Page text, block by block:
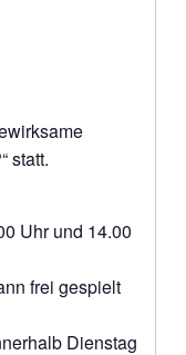
statt.
Uhr und 14.00
frei gespielt
Dienstag